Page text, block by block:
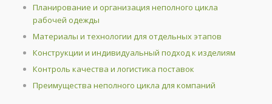
Планирование и организация неполного цикла
рабочей одежды
Материалы и технологии для отдельных этапов
Конструкции и индивидуальный подход к изделиям
Контроль качества и логистика поставок
Преимущества неполного цикла для компаний